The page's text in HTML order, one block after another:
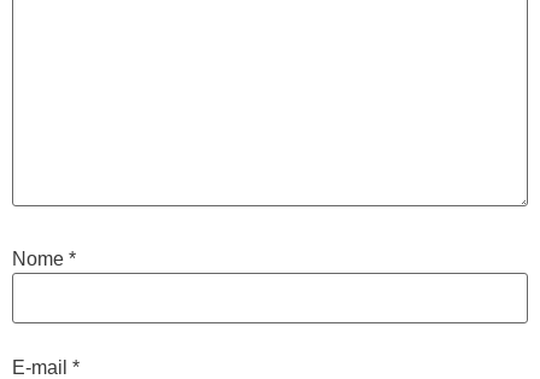
Nome *
E-mail *